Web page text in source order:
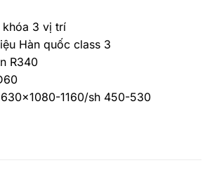
khóa 3 vị trí
Hàn quốc class 3
R340
1160/sh 450-530